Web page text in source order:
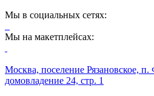
Мы в социальных сетях:
Мы на макетплейсах:
Москва, поселение Рязановское,
домовладение 24, стр. 1